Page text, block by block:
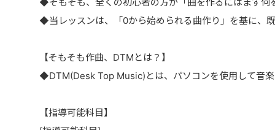
◆当レッスンは、「0から始められる曲作り」を基に、
【そもそも作曲、DTMとは？】
◆DTM(Desk Top Music)とは、パソコンを使用して音
【指導可能科目】